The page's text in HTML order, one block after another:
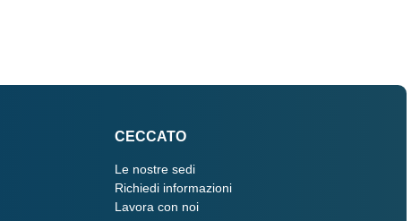
CECCATO
Le nostre sedi
Richiedi informazioni
Lavora con noi